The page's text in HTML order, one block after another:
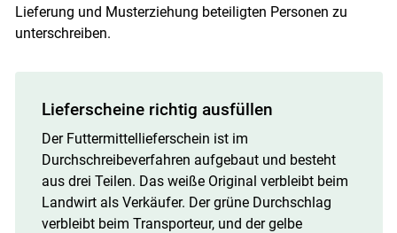
Skip to main content
Lieferung und Musterziehung beteiligten Personen zu
unterschreiben.
Lieferscheine richtig ausfüllen
Der Futtermittellieferschein ist im
Durchschreibeverfahren aufgebaut und besteht
aus drei Teilen. Das weiße Original verbleibt beim
Landwirt als Verkäufer. Der grüne Durchschlag
verbleibt beim Transporteur, und der gelbe